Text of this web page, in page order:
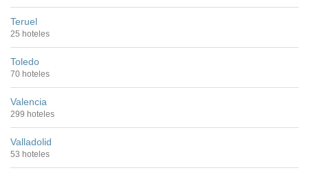
Teruel
25 hoteles
Toledo
70 hoteles
Valencia
299 hoteles
Valladolid
53 hoteles